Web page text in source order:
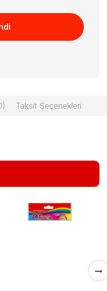
Taksit Seçenekleri